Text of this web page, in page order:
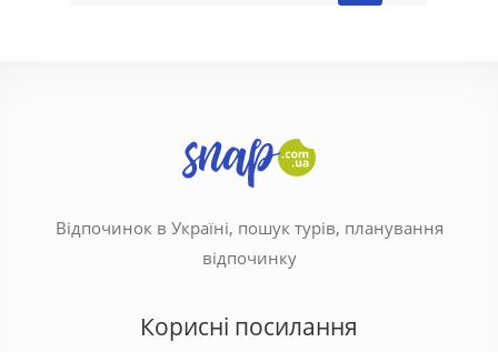
Відпочинок в Україні, пошук турів, планування
відпочинку
Корисні посилання